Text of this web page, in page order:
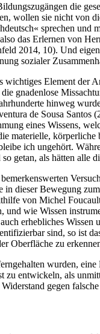
die
wollen sie nicht von
sprechen und
das Erlernen von
2014, 10). Und
sozialer
Element der
gnadenlose
hinweg
de Sousa Santos
eines Wissens,
materielle,
ich ungehört.
getan, als hätten alle
dieser Bewegung
von Michel
wie Wissen
erhebliches Wissen
sind, so ist
Oberfläche zu
wurden,
entwickeln, als
gegen